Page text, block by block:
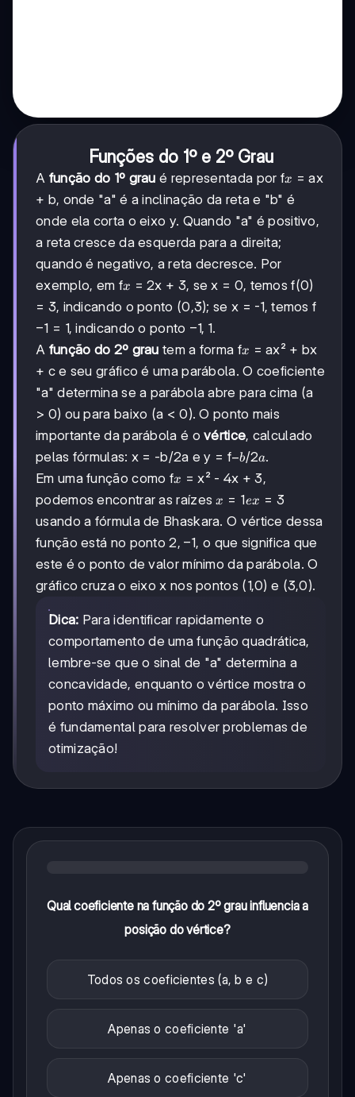
Funções do 1º e 2º Grau
A função do 1º grau é representada por fx
x = ax
+ b, onde "a" é a inclinação da reta e "b" é
onde ela corta o eixo y. Quando "a" é positivo,
a reta cresce da esquerda para a direita;
quando é negativo, a reta decresce. Por
exemplo, em fx
x = 2x + 3, se x = 0, temos f(0)
= 3, indicando o ponto (0,3); se x = -1, temos f
-1
−1 = 1, indicando o ponto -1,1
−1, 1.
A função do 2º grau tem a forma fx
x = ax² + bx
+ c e seu gráfico é uma parábola. O coeficiente
"a" determina se a parábola abre para cima (a
> 0) ou para baixo (a < 0). O ponto mais
importante da parábola é ovértice, calculado
pelas fórmulas: x = -b/2a e y = f-
b/2a
−b/2a.
Em uma função como fx
x = x² - 4x + 3,
podemos encontrar as raízesx
=
1
e
x
=
3
x = 1ex = 3
usando a fórmula de Bhaskara. O vértice dessa
função está no ponto2,-1
2, −1, o que significa que
este é o ponto de valor mínimo da parábola. O
gráfico cruza o eixo x nos pontos (1,0) e (3,0).
Dica: Para identificar rapidamente o
comportamento de uma função quadrática,
lembre-se que o sinal de "a" determina a
concavidade, enquanto o vértice mostra o
ponto máximo ou mínimo da parábola. Isso
é fundamental para resolver problemas de
otimização!
Qual coeficiente na função do 2º grau influencia a
posição do vértice?
Todos os coeficientes (a, b e c)
Apenas o coeficiente 'a'
Apenas o coeficiente 'c'